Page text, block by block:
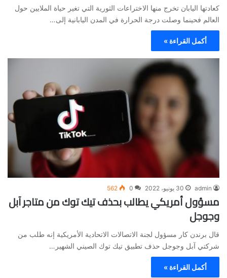
كعادتها اليابان تخرج منها الاختراعات الثورية التي تغير حياة الملايين حول
العالم فحينما وصلت درجة الحرارة في المدن اليابانية إلى…
أكمل القراءة »
admin 30 يونيو، 2022 0
562
مسؤول أمريكي يطالب بحذف تيك توك من متاجر آبل
وجوجل
قال برندن كار مسؤول لجنة الاتصالات الاتحادية الأمريكية إنه طلب من
شركتي آبل وجوجل حذف تطبيق تيك توك الصيني الشهير…
أكمل القراءة »